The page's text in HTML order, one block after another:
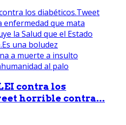
contra los
horrible contra...